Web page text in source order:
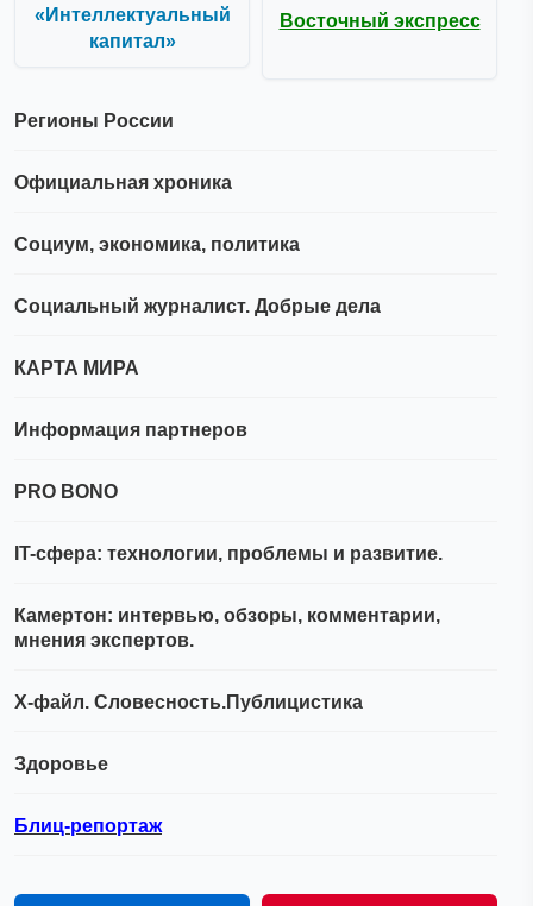
«Интеллектуальный
капитал»
Восточный экспресс
Регионы России
Официальная хроника
Социум, экономика, политика
Социальный журналист. Добрые дела
КАРТА МИРА
Информация партнеров
PRO BONO
IT-сфера: технологии, проблемы и развитие.
Камертон: интервью, обзоры, комментарии,
мнения экспертов.
Х-файл. Словесность.Публицистика
Здоровье
Блиц-репортаж